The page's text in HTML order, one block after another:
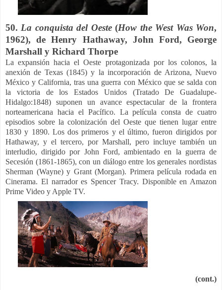
50. La conquista del Oeste(How the West Was Won,
1962), de Henry Hathaway, John Ford, George
Marshall y Richard Thorpe
La expansión hacia el Oeste protagonizada por los colonos, la
anexión de Texas (1845) y la incorporación de Arizona, Nuevo
México y California, tras una guerra con México que se salda con
la victoria de los Estados Unidos (Tratado De Guadalupe-
Hidalgo:1848) suponen un avance espectacular de la frontera
norteamericana hacia el Pacífico. La película consta de cuatro
episodios sobre la colonización del Oeste que tienen lugar entre
1830 y 1890. Los dos primeros y el último, fueron dirigidos por
Hathaway, y el tercero, por Marshall, pero incluye también un
interludio, dirigido por John Ford, ambientado en la guerra de
Secesión (1861-1865), con un diálogo entre los generales nordistas
Sherman (Wayne) y Grant (Morgan). Primera película rodada en
Cinerama. El narrador es Spencer Tracy. Disponible en Amazon
Prime Video y Apple TV.
(cont.)